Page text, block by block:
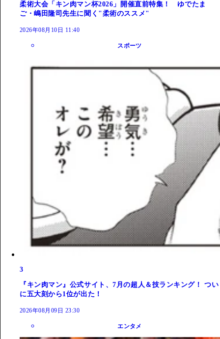
柔術大会「キン肉マン杯2026」開催直前特集！ ゆでたま
ご・嶋田隆司先生に聞く"柔術のススメ"
2026年08月10日 11:40
スポーツ
3
『キン肉マン』公式サイト、7月の超人＆技ランキング！ つい
に五大刻から1位が出た！
2026年08月09日 23:30
エンタメ